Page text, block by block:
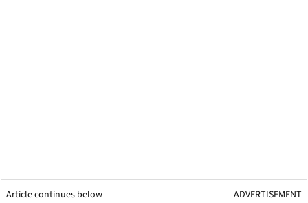
Article continues below ADVERTISEMENT